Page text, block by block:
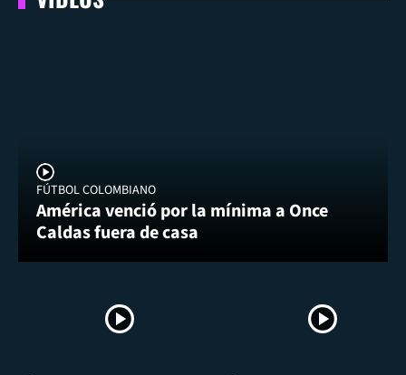
FÚTBOL COLOMBIANO
América venció por la mínima a Once
Caldas fuera de casa